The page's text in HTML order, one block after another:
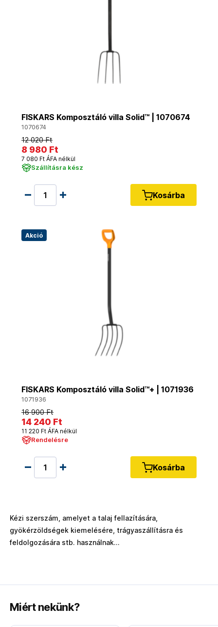
FISKARS Komposztáló villa Solid™ | 1070674
1070674
12 020 Ft
8 980 Ft
7 080 Ft ÁFA nélkül
Szállításra kész
Kosárba
Akció
FISKARS Komposztáló villa Solid™+ | 1071936
1071936
16 900 Ft
14 240 Ft
11 220 Ft ÁFA nélkül
Rendelésre
Kosárba
Kézi szerszám, amelyet a talaj fellazítására,
gyökérzöldségek kiemelésére, trágyaszállításra és
feldolgozására stb. használnak...
Miért nekünk?